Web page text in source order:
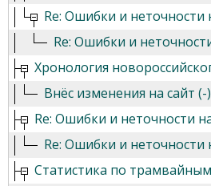
Re: Ошибки и неточности
Re: Ошибки и
Хронология
Внёс изменения на сайт (-)
Re: Ошибки и неточности
Re: Ошибки и неточности
Статистика по